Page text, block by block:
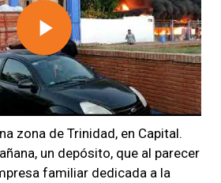
Play
Video
zona de Trinidad, en Capital.
un depósito, que al parecer
familiar dedicada a la